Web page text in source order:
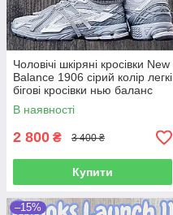
Чоловічі шкіряні кросівки New
Balance 1906 сірий колір легкі
бігові кросівки нью баланс
сітка
В наявності
2 800 ₴ 3 400 ₴
Купити
–15%